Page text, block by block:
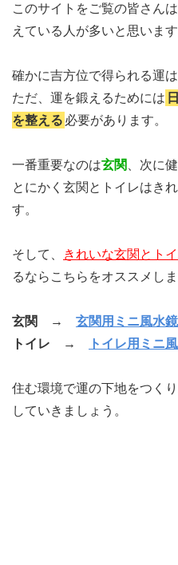
このサイトをご覧の皆さん
えている人が多いと思います
確かに吉方位で得られる運は
ただ、運を鍛えるためには
を整える 必要があります。
一番重要なのは玄関 、次に
とにかく玄関とトイレはき
す。
そして、 きれいな玄関とト
るならこちらをオススメしま
玄関 → 玄関用ミニ風水鏡
トイレ →
トイレ用ミニ
住む環境で運の下地をつく
していきましょう。